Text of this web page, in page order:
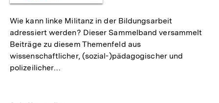
Wie kann linke Militanz in der Bildungsarbeit
adressiert werden? Dieser Sammelband versammelt
Beiträge zu diesem Themenfeld aus
wissenschaftlicher, (sozial-)pädagogischer und
polizeilicher…